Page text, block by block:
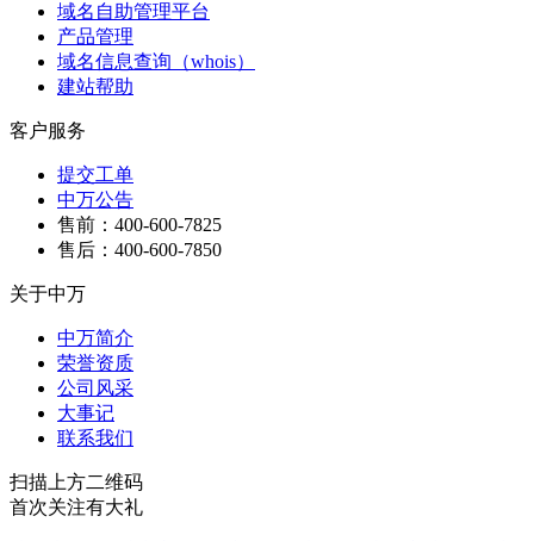
域名自助管理平台
产品管理
域名信息查询（whois）
建站帮助
客户服务
提交工单
中万公告
售前：400-600-7825
售后：400-600-7850
关于中万
中万简介
荣誉资质
公司风采
大事记
联系我们
扫描上方二维码
首次关注有大礼